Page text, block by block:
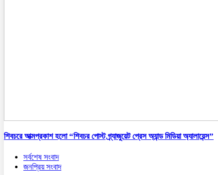
শিবচরে আত্মপ্রকাশ হলো “শিবচর পোস্ট গ্র্যাজুয়েট প্রেস অ্যান্ড মিডিয়া অ্যালায়েন্স”
সর্বশেষ সংবাদ
জনপ্রিয় সংবাদ